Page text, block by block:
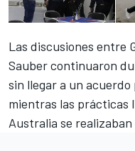
Las discusiones entre
Sauber continuaron
sin llegar a un
mientras las prácticas
Australia se